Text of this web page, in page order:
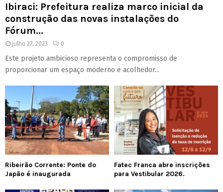
Ibiraci: Prefeitura realiza marco inicial da
construção das novas instalações do
Fórum...
julho 27, 2023 0
Este projeto ambicioso representa o compromisso de
proporcionar um espaço moderno e acolhedor...
Ribeirão Corrente: Ponte do
Japão é inaugurada
Fatec Franca abre inscrições
para Vestibular 2026.